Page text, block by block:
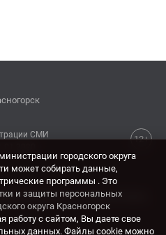
12+
СМИ
область, г. Красногорск,
городского округа
может собирать данные,
программы . Это
и защиты персональных
округа Красногорск
работу с сайтом, Вы даете свое
данных. Файлы cookie можно